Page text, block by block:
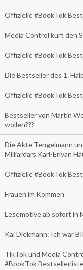
Offizielle #BookTok
Media Control kürt den
Offizielle #BookTok
Die Bestseller des 1.
Offizielle #BookTok
Bestseller von Martin
wollen???
Die Akte Tengelmann
Milliardärs Karl-Erivan
Offizielle #BookTok
Frauen im Kommen
Lesemotive ab sofort in
Kai Diekmann: Ich war
TikTok und Media
#BookTok Bestsellerliste